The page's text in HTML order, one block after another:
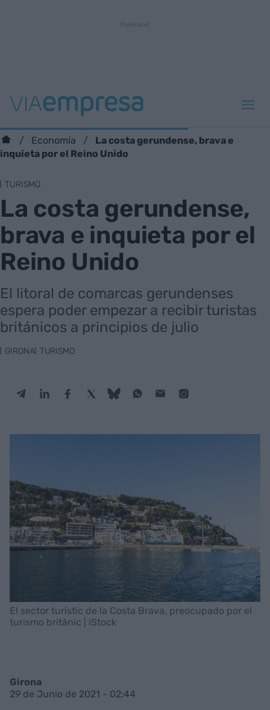
Economía
La costa gerundense, brava e
inquieta por el Reino Unido
TURISMO
La costa gerundense,
brava e inquieta por el
Reino Unido
El litoral de comarcas gerundenses
espera poder empezar a recibir turistas
británicos a principios de julio
GIRONA TURISMO
El sector turístic de la Costa Brava, preocupado por el
turismo britànic | iStock
Girona
29 de Junio de 2021 - 02:44